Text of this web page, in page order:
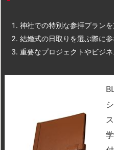
神社での特別な参拝プランを
結婚式の日取りを選ぶ際に参
重要なプロジェクトやビジネ